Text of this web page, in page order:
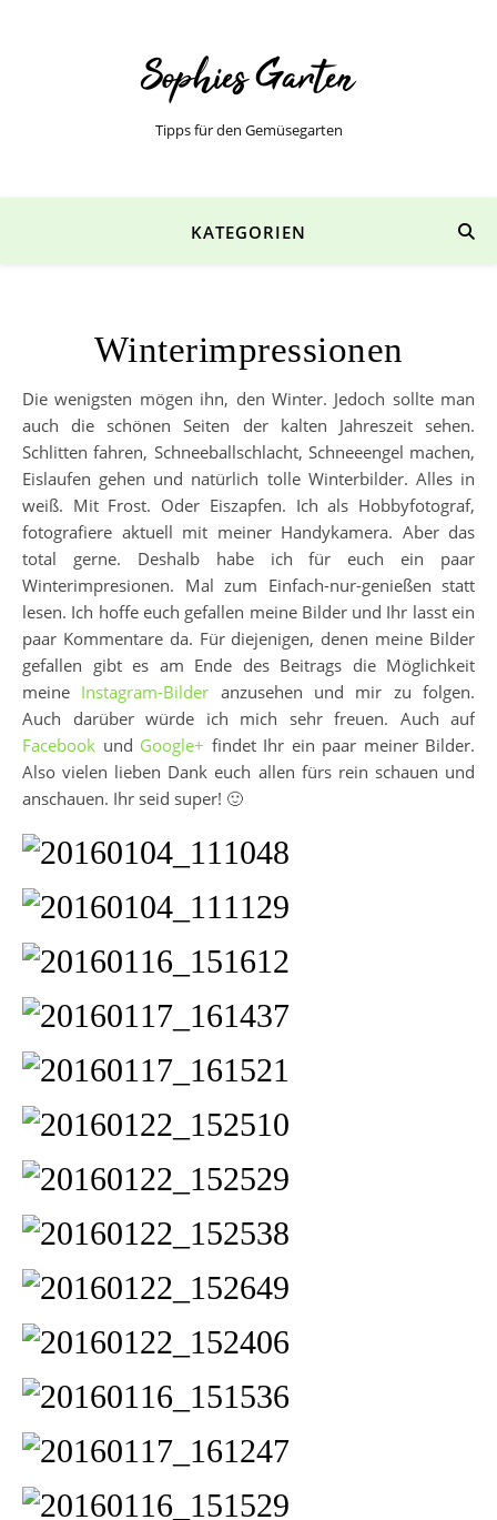
Tipps für den Gemüsegarten
KATEGORIEN
Winterimpressionen
Die wenigsten mögen ihn, den Winter. Jedoch sollte man
auch die schönen Seiten der kalten Jahreszeit sehen.
Schlitten fahren, Schneeballschlacht, Schneeengel machen,
Eislaufen gehen und natürlich tolle Winterbilder. Alles in
weiß. Mit Frost. Oder Eiszapfen. Ich als Hobbyfotograf,
fotografiere aktuell mit meiner Handykamera. Aber das
total gerne. Deshalb habe ich für euch ein paar
Winterimpresionen. Mal zum Einfach-nur-genießen statt
lesen. Ich hoffe euch gefallen meine Bilder und Ihr lasst ein
paar Kommentare da. Für diejenigen, denen meine Bilder
gefallen gibt es am Ende des Beitrags die Möglichkeit
meine Instagram-Bilder anzusehen und mir zu folgen.
Auch darüber würde ich mich sehr freuen. Auch auf
Facebook und Google+ findet Ihr ein paar meiner Bilder.
Also vielen lieben Dank euch allen fürs rein schauen und
anschauen. Ihr seid super! 🙂